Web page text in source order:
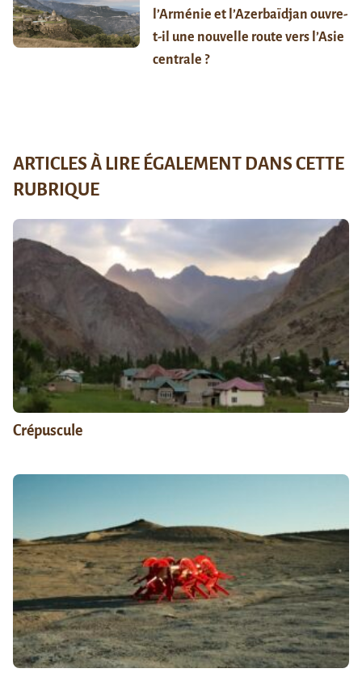
l’Arménie et l’Azerbaïdjan ouvre-
t-il une nouvelle route vers l’Asie
centrale ?
ARTICLES À LIRE ÉGALEMENT DANS CETTE
RUBRIQUE
Crépuscule